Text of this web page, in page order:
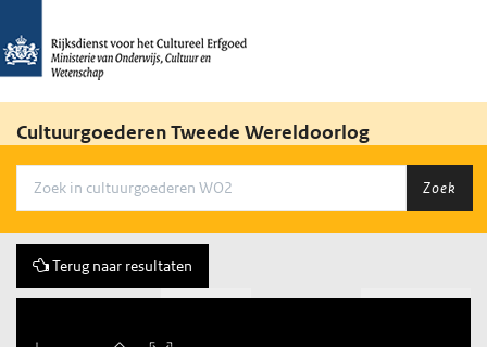
Cultuurgoederen Tweede Wereldoorlog
Zoek
Terug naar resultaten